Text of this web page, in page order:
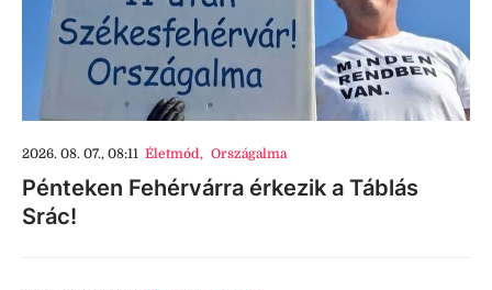
2026. 08. 07., 08:11 Életmód, Országalma
Pénteken Fehérvárra érkezik a Táblás
Srác!